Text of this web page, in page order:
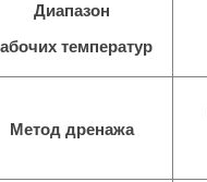
Диапазон
температур
Метод дренажа